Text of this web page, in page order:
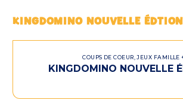
KINGDOMINO NOUVELLE ÉDTION
COUPS DE COEUR ,JEUX FAMILLE
KINGDOMINO NOUVELLE